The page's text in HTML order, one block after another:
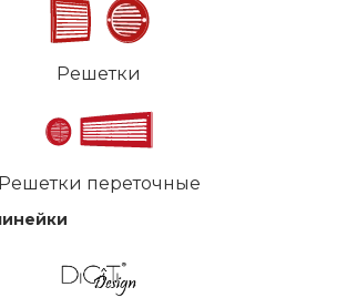
Решетки
Решетки переточные